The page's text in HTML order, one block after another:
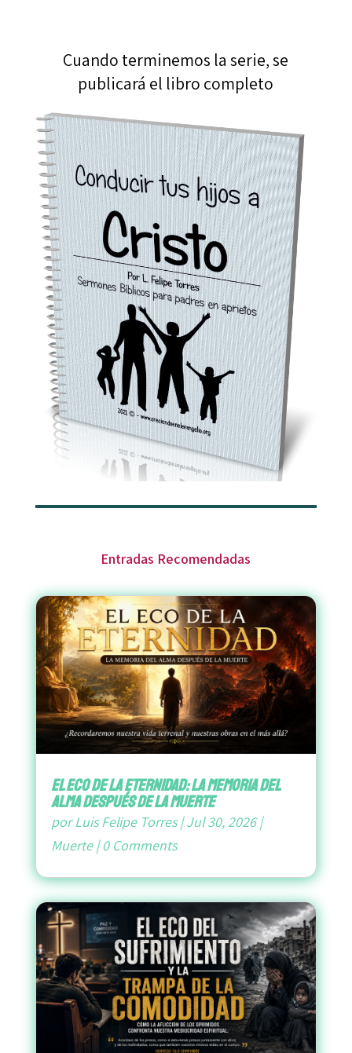
Cuando terminemos la serie, se
publicará el libro completo
Entradas Recomendadas
El Eco de la Eternidad: La Memoria del
Alma después de la Muerte
porLuis Felipe Torres|Jul 30, 2026|
Muerte|0 Comments